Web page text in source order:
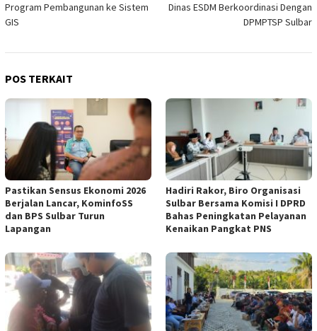
Program Pembangunan ke Sistem
GIS
Dinas ESDM Berkoordinasi Dengan
DPMPTSP Sulbar
POS TERKAIT
Pastikan Sensus Ekonomi 2026
Berjalan Lancar, KominfoSS
dan BPS Sulbar Turun
Lapangan
Hadiri Rakor, Biro Organisasi
Sulbar Bersama Komisi I DPRD
Bahas Peningkatan Pelayanan
Kenaikan Pangkat PNS